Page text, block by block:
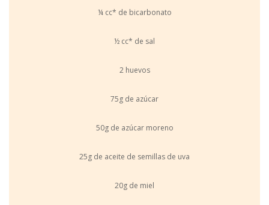
¼ cc* de bicarbonato
½ cc* de sal
2 huevos
75g de azúcar
50g de azúcar moreno
25g de aceite de semillas de uva
20g de miel